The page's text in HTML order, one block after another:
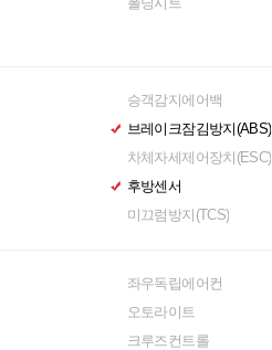
승객감지에어백
브레이크잠김방지(ABS)
차체자세제어장치(ESC)
후방센서
미끄럼방지(TCS)
좌우독립에어컨
오토라이트
크루즈컨트롤